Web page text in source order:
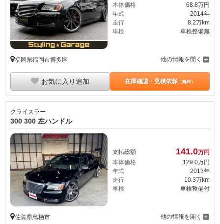
本体価格
68.8万円
年式
2014年
走行
8.2万km
車検
車検整備無
福岡県福岡市博多区 他の情報を開く
お気に入り追加 在庫確認・見積依頼（無料）
クライスラー
300 300 左ハンドル
支払総額 141.0万円
本体価格
129. 0万円
年式
2013年
走行
10.3万km
車検
車検整備付
佐賀県鳥栖市 他の情報を開く